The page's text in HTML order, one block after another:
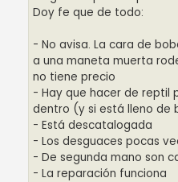
Doy fe que de todo:
- No avisa. La cara de
a una maneta muerta
no tiene precio
- Hay que hacer de reptil
dentro (y si está lleno de
- Está descatalogada
- Los desguaces pocas
- De segunda mano son
- La reparación funciona